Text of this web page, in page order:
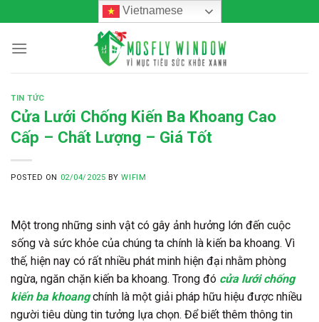
to
content
Vietnamese
TIN TỨC
Cửa Lưới Chống Kiến Ba Khoang Cao
Cấp – Chất Lượng – Giá Tốt
POSTED ON 02/04/2025 BYWIFIM
Một trong những sinh vật có gây ảnh hưởng lớn đến cuộc
sống và sức khỏe của chúng ta chính là kiến ba khoang. Vì
thế, hiện nay có rất nhiều phát minh hiện đại nhằm phòng
ngừa, ngăn chặn kiến ba khoang. Trong đó cửa lưới chống
kiến ba khoangchính là một giải pháp hữu hiệu được nhiều
người tiêu dùng tin tưởng lựa chọn. Để biết thêm thông tin